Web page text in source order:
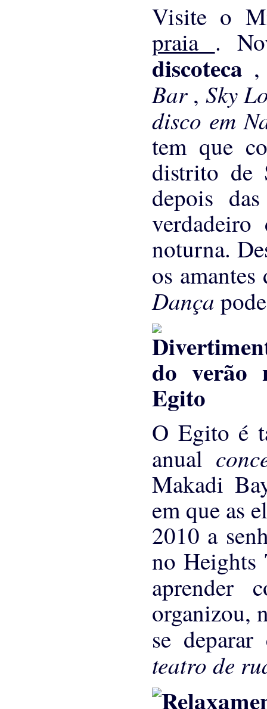
Visite o
praia .
discoteca
Bar , Sky
disco em
tem que
distrito de
depois
noturna.
os
Dança
O Egito é
anual
Makadi
em que as
2010 a
no Heights
aprender
organizou,
se
teatro de